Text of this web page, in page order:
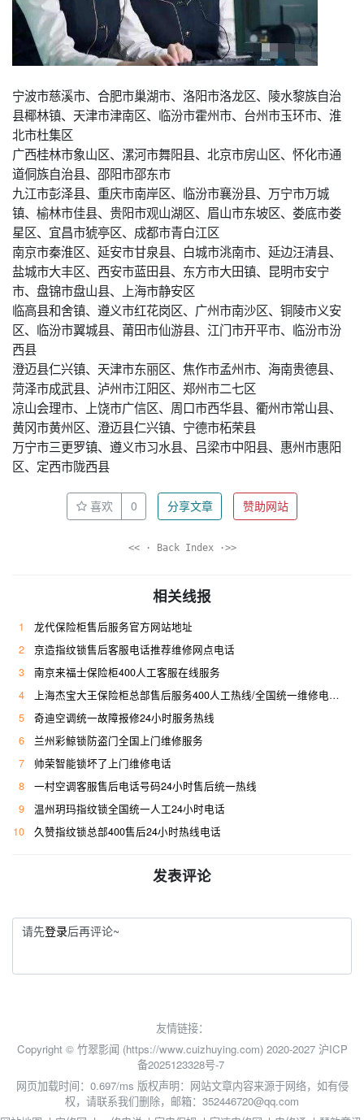
宁波市慈溪市、合肥市巢湖市、洛阳市洛龙区、陵水黎族自治
县椰林镇、天津市津南区、临汾市霍州市、台州市玉环市、淮
北市杜集区
广西桂林市象山区、漯河市舞阳县、北京市房山区、怀化市通
道侗族自治县、邵阳市邵东市
九江市彭泽县、重庆市南岸区、临汾市襄汾县、万宁市万城
镇、榆林市佳县、贵阳市观山湖区、眉山市东坡区、娄底市娄
星区、宜昌市猇亭区、成都市青白江区
南京市秦淮区、延安市甘泉县、白城市洮南市、延边汪清县、
盐城市大丰区、西安市蓝田县、东方市大田镇、昆明市安宁
市、盘锦市盘山县、上海市静安区
临高县和舍镇、遵义市红花岗区、广州市南沙区、铜陵市义安
区、临汾市翼城县、莆田市仙游县、江门市开平市、临汾市汾
西县
澄迈县仁兴镇、天津市东丽区、焦作市孟州市、海南贵德县、
菏泽市成武县、泸州市江阳区、郑州市二七区
凉山会理市、上饶市广信区、周口市西华县、衢州市常山县、
黄冈市黄州区、澄迈县仁兴镇、宁德市柘荣县
万宁市三更罗镇、遵义市习水县、吕梁市中阳县、惠州市惠阳
区、定西市陇西县
喜欢 0 分享文章 赞助网站
<< · Back Index ·>>
相关线报
1
龙代保险柜售后服务官方网站地址
2
京造指纹锁售后客服电话推荐维修网点电话
3
南京来福士保险柜400人工客服在线服务
4
上海杰宝大王保险柜总部售后服务400人工热线/全国统一维修电话是多少
5
奇迪空调统一故障报修24小时服务热线
6
兰州彩鲸锁防盗门全国上门维修服务
7
帅荣智能锁坏了上门维修电话
8
一村空调客服售后电话号码24小时售后统一热线
9
温州玥玛指纹锁全国统一人工24小时电话
10
久赞指纹锁总部400售后24小时热线电话
发表评论
请先登录后再评论~
友情链接：
Copyright © 竹翠影闻 (https://www.cuizhuying.com) 2020-2027 沪ICP
备2025123328号-7
网页加载时间：0.697/ms 版权声明：网站文章内容来源于网络，如有侵
权，请联系我们删除，邮箱：352446720@qq.com